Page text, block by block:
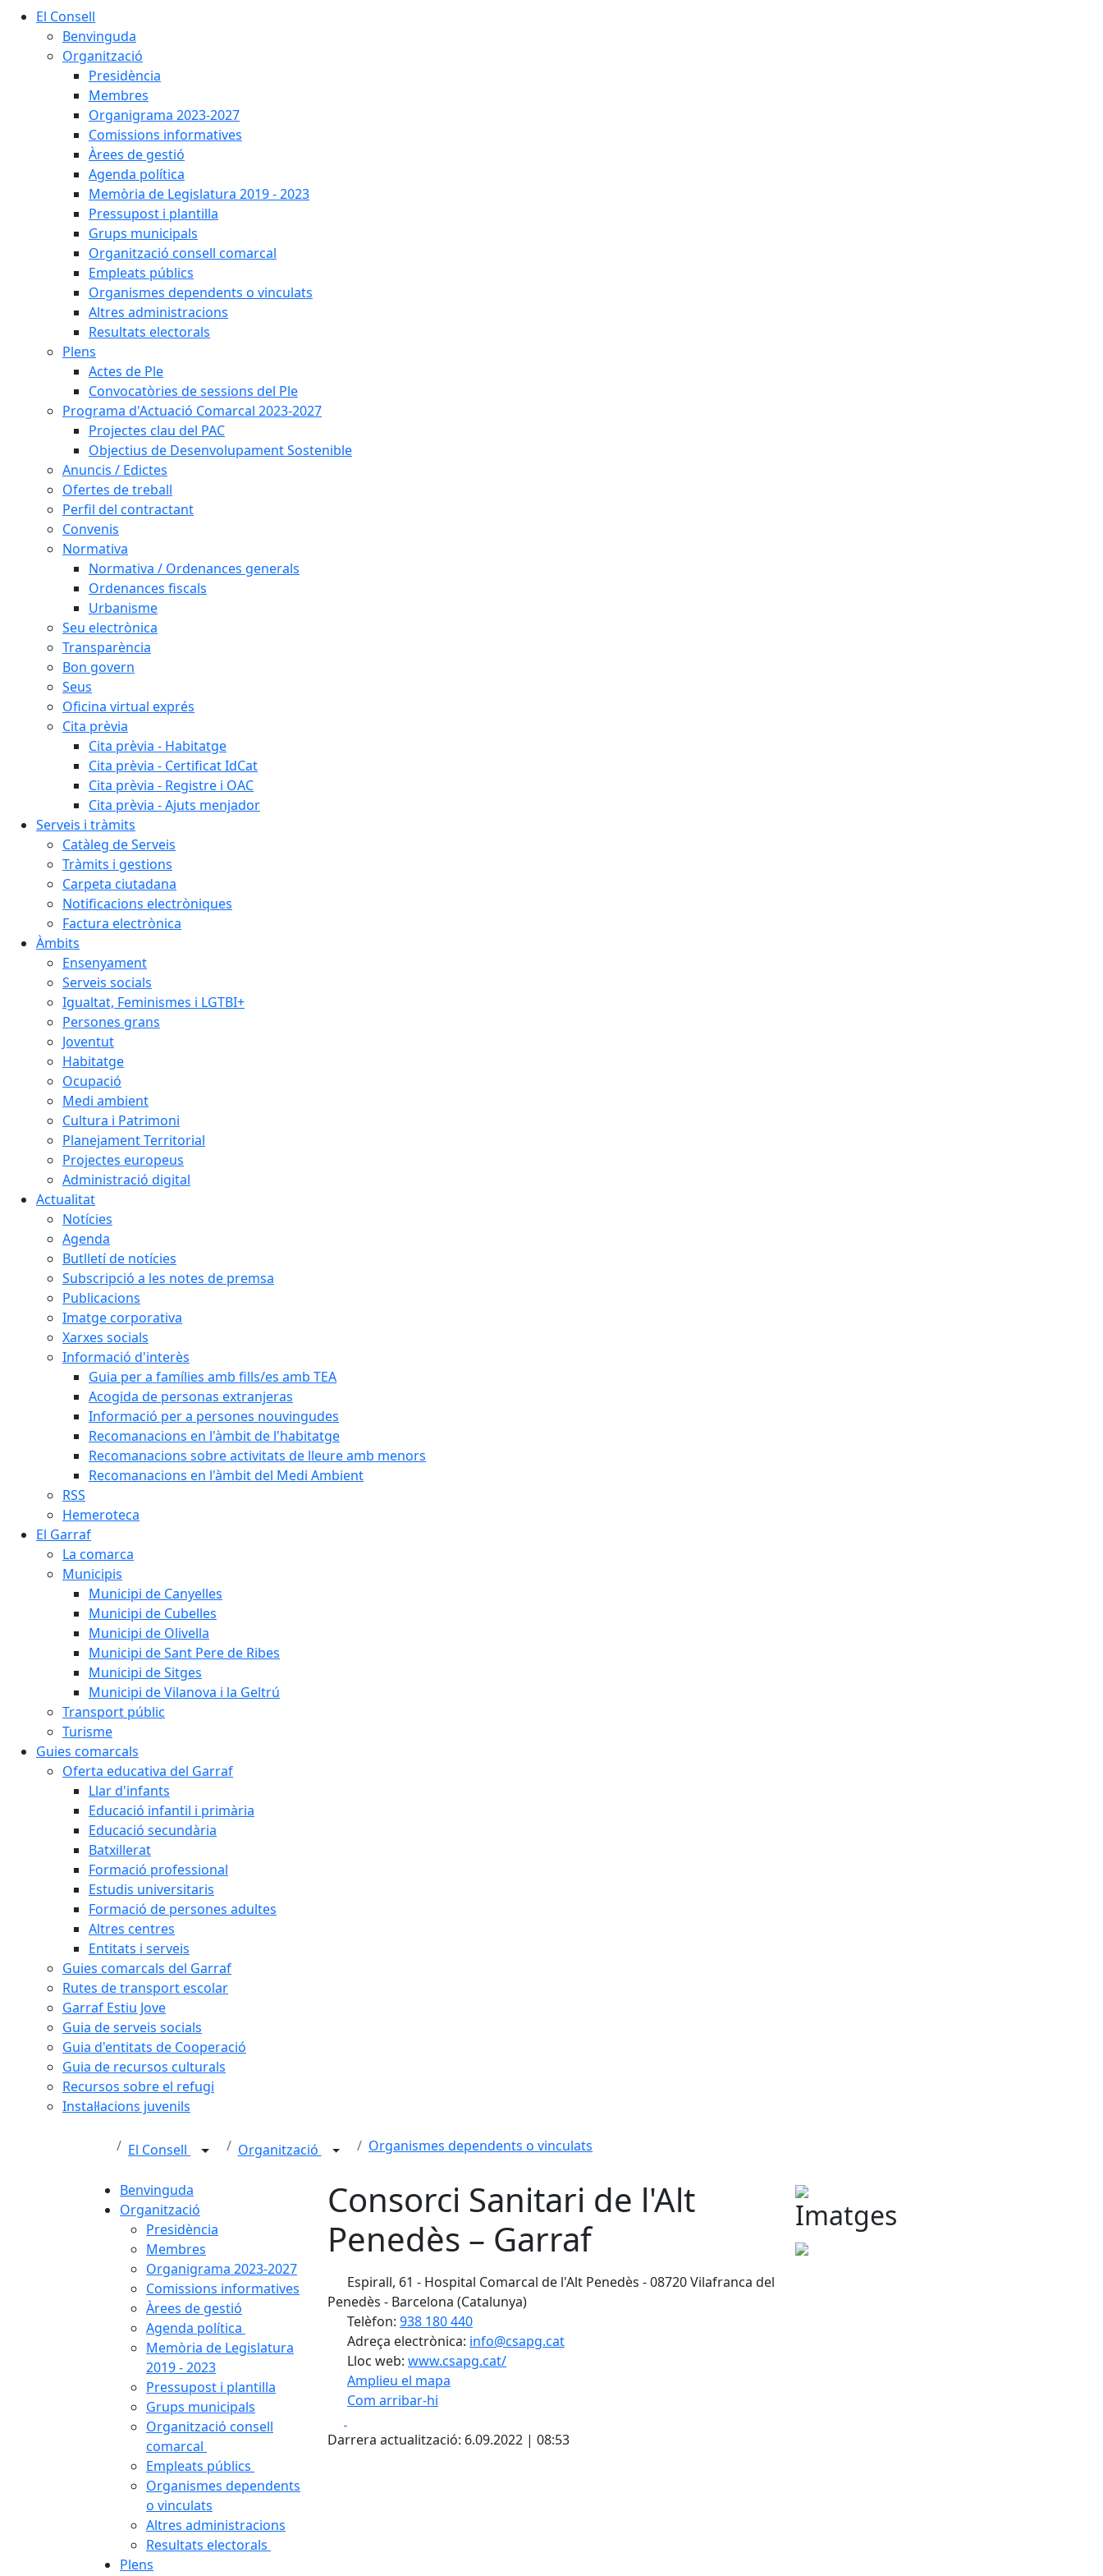
El Consell
Benvinguda
Organització
Presidència
Membres
Organigrama 2023-2027
Comissions informatives
Àrees de gestió
Agenda política
Memòria de Legislatura 2019 - 2023
Pressupost i plantilla
Grups municipals
Organització consell comarcal
Empleats públics
Organismes dependents o vinculats
Altres administracions
Resultats electorals
Plens
Actes de Ple
Convocatòries de sessions del Ple
Programa d'Actuació Comarcal 2023-2027
Projectes clau del PAC
Objectius de Desenvolupament Sostenible
Anuncis / Edictes
Ofertes de treball
Perfil del contractant
Convenis
Normativa
Normativa / Ordenances generals
Ordenances fiscals
Urbanisme
Seu electrònica
Transparència
Bon govern
Seus
Oficina virtual exprés
Cita prèvia
Cita prèvia - Habitatge
Cita prèvia - Certificat IdCat
Cita prèvia - Registre i OAC
Cita prèvia - Ajuts menjador
Serveis i tràmits
Catàleg de Serveis
Tràmits i gestions
Carpeta ciutadana
Notificacions electròniques
Factura electrònica
Àmbits
Ensenyament
Serveis socials
Igualtat, Feminismes i LGTBI+
Persones grans
Joventut
Habitatge
Ocupació
Medi ambient
Cultura i Patrimoni
Planejament Territorial
Projectes europeus
Administració digital
Actualitat
Notícies
Agenda
Butlletí de notícies
Subscripció a les notes de premsa
Publicacions
Imatge corporativa
Xarxes socials
Informació d'interès
Guia per a famílies amb fills/es amb TEA
Acogida de personas extranjeras
Informació per a persones nouvingudes
Recomanacions en l'àmbit de l'habitatge
Recomanacions sobre activitats de lleure amb menors
Recomanacions en l'àmbit del Medi Ambient
RSS
Hemeroteca
El Garraf
La comarca
Municipis
Municipi de Canyelles
Municipi de Cubelles
Municipi de Olivella
Municipi de Sant Pere de Ribes
Municipi de Sitges
Municipi de Vilanova i la Geltrú
Transport públic
Turisme
Guies comarcals
Oferta educativa del Garraf
Llar d'infants
Educació infantil i primària
Educació secundària
Batxillerat
Formació professional
Estudis universitaris
Formació de persones adultes
Altres centres
Entitats i serveis
Guies comarcals del Garraf
Rutes de transport escolar
Garraf Estiu Jove
Guia de serveis socials
Guia d'entitats de Cooperació
Guia de recursos culturals
Recursos sobre el refugi
Instal·lacions juvenils
El Consell Organització Organismes dependents o vinculats
Benvinguda
Organització
Presidència
Membres
Organigrama 2023-2027
Comissions informatives
Àrees de gestió
Agenda política
Memòria de Legislatura
2019 - 2023
Pressupost i plantilla
Grups municipals
Organització consell
comarcal
Empleats públics
Organismes dependents
o vinculats
Altres administracions
Resultats electorals
Plens
Consorci Sanitari de l'Alt
Penedès – Garraf
Espirall, 61 - Hospital Comarcal de l'Alt Penedès - 08720 Vilafranca del
Penedès - Barcelona (Catalunya)
Telèfon: 938 180 440
Adreça electrònica: info@csapg.cat
Lloc web: www.csapg.cat/
Amplieu el mapa
Com arribar-hi
+
Darrera actualització: 6.09.2022 | 08:53
Imatges